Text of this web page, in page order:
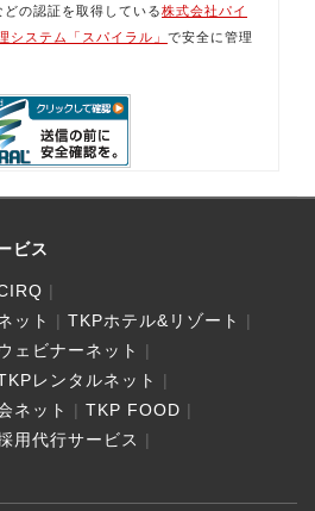
の認証を取得している株式会社パイ
システム「スパイラル」 で安全に管理
ビス
ット
TKPホテル&リゾート
ェビナーネット
レンタルネット
ネット
TKP FOOD
用代行サービス